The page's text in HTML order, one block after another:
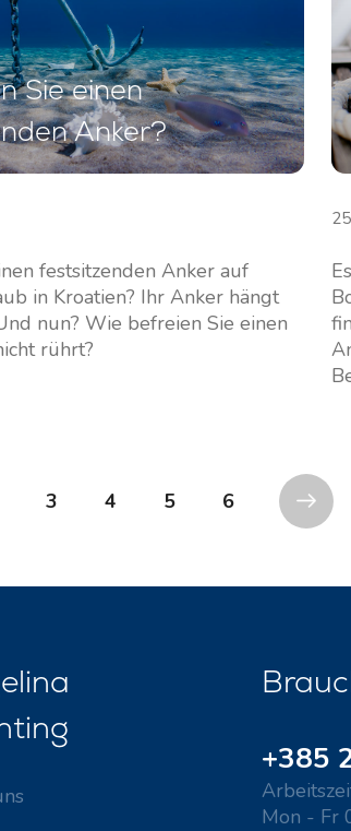
Sie einen
Anker?
festsitzenden Anker auf
in Kroatien? Ihr Anker hängt
nun? Wie befreien Sie einen
rührt?
3 4 5 6
+385
Mon - Fr